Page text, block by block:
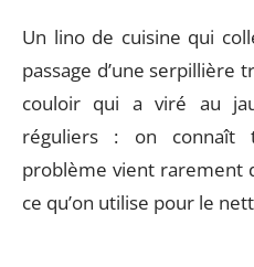
Un lino de cuisine qui
passage d’une serpillière
couloir qui a viré au
réguliers : on connaît
problème vient rarement
ce qu’on utilise pour le